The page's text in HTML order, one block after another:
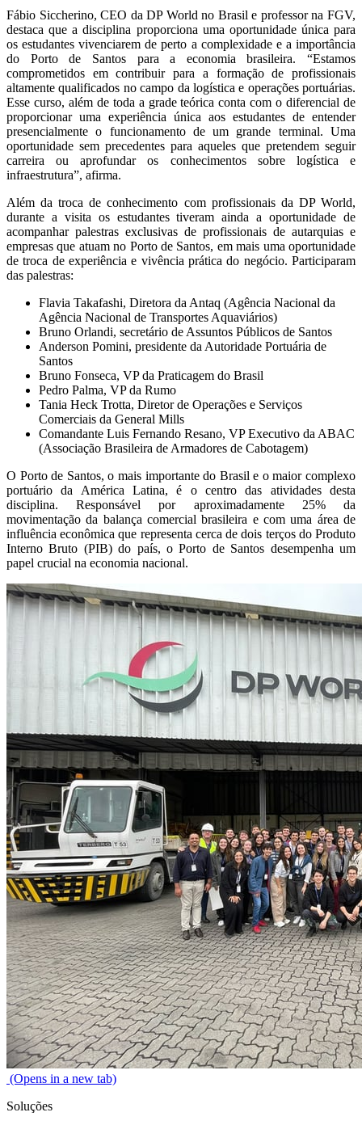
Fábio Siccherino, CEO da DP World no Brasil e professor na FGV,
destaca que a disciplina proporciona uma oportunidade única para
os estudantes vivenciarem de perto a complexidade e a importância
do Porto de Santos para a economia brasileira. “Estamos
comprometidos em contribuir para a formação de profissionais
altamente qualificados no campo da logística e operações portuárias.
Esse curso, além de toda a grade teórica conta com o diferencial de
proporcionar uma experiência única aos estudantes de entender
presencialmente o funcionamento de um grande terminal. Uma
oportunidade sem precedentes para aqueles que pretendem seguir
carreira ou aprofundar os conhecimentos sobre logística e
infraestrutura”, afirma.
Além da troca de conhecimento com profissionais da DP World,
durante a visita os estudantes tiveram ainda a oportunidade de
acompanhar palestras exclusivas de profissionais de autarquias e
empresas que atuam no Porto de Santos, em mais uma oportunidade
de troca de experiência e vivência prática do negócio. Participaram
das palestras:
Flavia Takafashi, Diretora da Antaq (Agência Nacional da
Agência Nacional de Transportes Aquaviários)
Bruno Orlandi, secretário de Assuntos Públicos de Santos
Anderson Pomini, presidente da Autoridade Portuária de
Santos
Bruno Fonseca, VP da Praticagem do Brasil
Pedro Palma, VP da Rumo
Tania Heck Trotta, Diretor de Operações e Serviços
Comerciais da General Mills
Comandante Luis Fernando Resano, VP Executivo da ABAC
(Associação Brasileira de Armadores de Cabotagem)
O Porto de Santos, o mais importante do Brasil e o maior complexo
portuário da América Latina, é o centro das atividades desta
disciplina. Responsável por aproximadamente 25% da
movimentação da balança comercial brasileira e com uma área de
influência econômica que representa cerca de dois terços do Produto
Interno Bruto (PIB) do país, o Porto de Santos desempenha um
papel crucial na economia nacional.
(Opens in a new tab)
Soluções